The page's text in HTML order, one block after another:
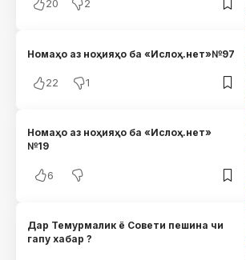
20 2
Номаҳо аз ноҳияҳо ба «Ислоҳ.нет»№97
22 1
Номаҳо аз ноҳияҳо ба «Ислоҳ.нет»
№19
6
Дар Темурмалик ё Совети пешина чи
гапу хабар ?